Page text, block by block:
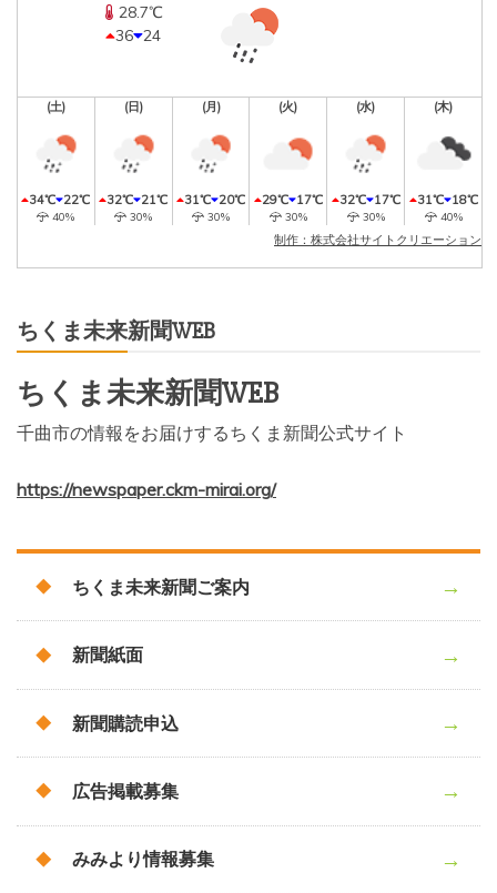
28.7℃
36 24
(土)
34℃ 22℃
40%
(日)
32℃ 21℃
30%
(月)
31℃ 20℃
30%
(火)
29℃ 17℃
30%
(水)
32℃ 17℃
30%
(木)
31℃ 18℃
40%
制作：株式会社サイトクリエーション
ちくま未来新聞WEB
ちくま未来新聞WEB
千曲市の情報をお届けするちくま新聞公式サイト
https://newspaper.ckm-mirai.org/
ちくま未来新聞ご案内
新聞紙面
新聞購読申込
広告掲載募集
みみより情報募集